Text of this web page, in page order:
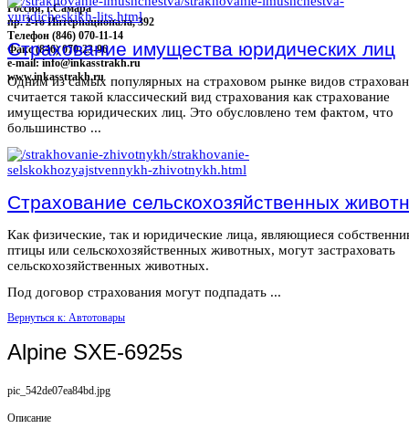
Россия, г.Самара
пр. 2-го Интернационала, 392
Телефон (846) 070-11-14
Факс (846) 070-23-96
e-mail: info@inkasstrakh.ru
www.inkasstrakh.ru
Страхование имущества юридических лиц
Одним из самых популярных на страховом рынке видов
считается такой классический вид страхования как страхование
имущества юридических лиц. Это обусловлено тем фактом, что
большинство ...
Страхование сельскохозяйственных
Как физические, так и юридические лица, являющиеся
птицы или сельскохозяйственных животных, могут застраховать
сельскохозяйственных животных.
Под договор страхования могут подпадать ...
Вернуться к: Автотовары
Alpine SXE-6925s
pic_542de07ea84bd.jpg
Описание